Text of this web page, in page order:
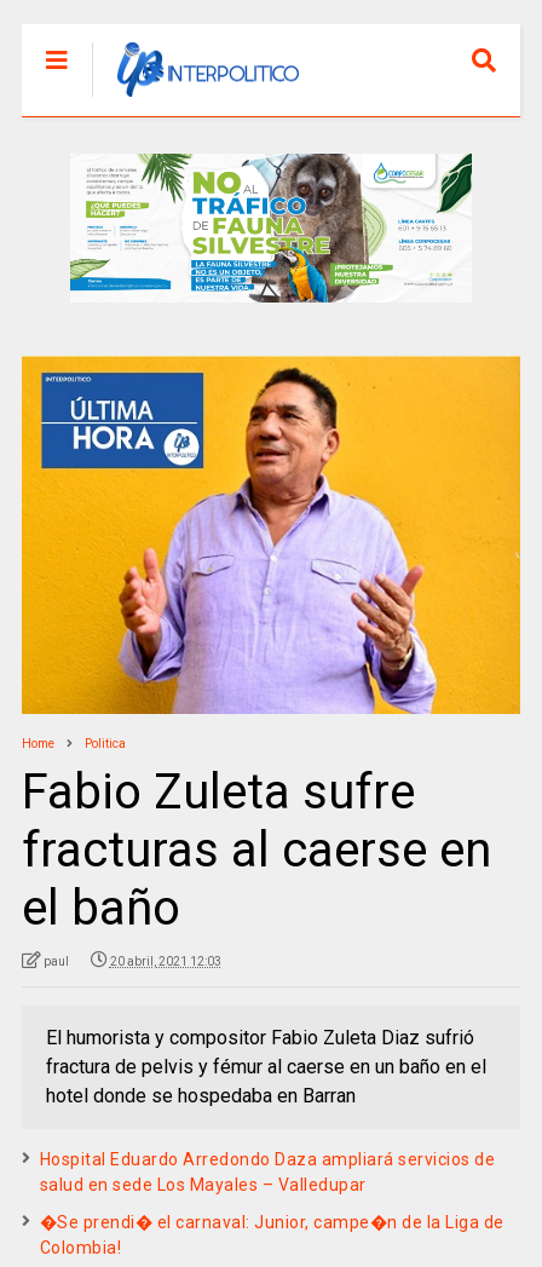
Home Politica
Fabio Zuleta sufre
fracturas al caerse en
el baño
paul 20 abril, 2021 12:03
El humorista y compositor Fabio Zuleta Diaz sufrió
fractura de pelvis y fémur al caerse en un baño en el
hotel donde se hospedaba en Barran
Hospital Eduardo Arredondo Daza ampliará servicios de
salud en sede Los Mayales – Valledupar
�Se prendi� el carnaval: Junior, campe�n de la Liga de
Colombia!